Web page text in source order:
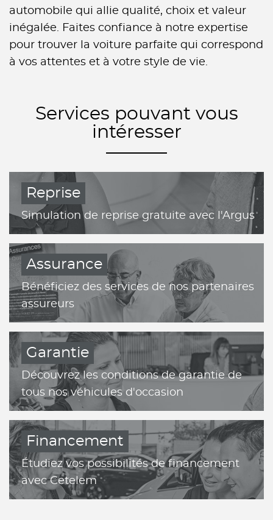
automobile qui allie qualité, choix et valeur
inégalée. Faites confiance à notre expertise
pour trouver la voiture parfaite qui correspond
à vos attentes et à votre style de vie.
Services pouvant vous
intéresser
Reprise
Simulation de reprise gratuite avec l'Argus
Assurance
Bénéficiez des services de nos partenaires
assureurs
Garantie
Découvrez les conditions de garantie de
tous nos véhicules d'occasion
Financement
Étudiez vos possibilités de financement
avec Cetelem